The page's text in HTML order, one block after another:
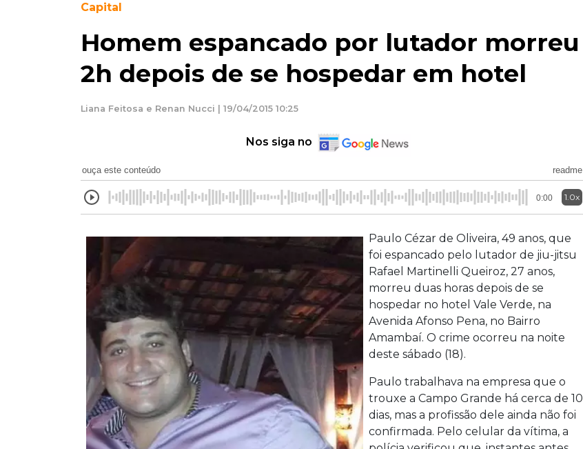
Capital
Homem espancado por lutador morreu
2h depois de se hospedar em hotel
Liana Feitosa e Renan Nucci | 19/04/2015 10:25
Nos siga no
ouça este conteúdo readme
0:00 1.0x
Paulo Cézar de Oliveira, 49 anos, que
foi espancado pelo lutador de jiu-jitsu
Rafael Martinelli Queiroz, 27 anos,
morreu duas horas depois de se
hospedar no hotel Vale Verde, na
Avenida Afonso Pena, no Bairro
Amambaí. O crime ocorreu na noite
deste sábado (18).
Paulo trabalhava na empresa que o
trouxe a Campo Grande há cerca de 10
dias, mas a profissão dele ainda não foi
confirmada. Pelo celular da vítima, a